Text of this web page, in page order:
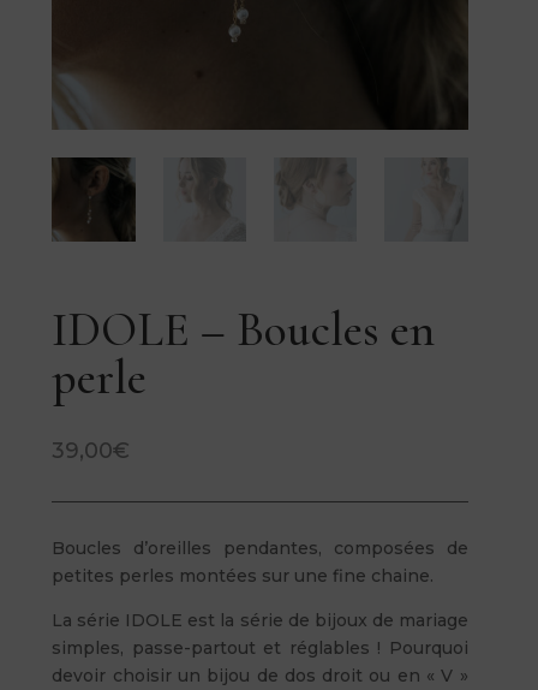
IDOLE – Boucles en
perle
39,00€
Boucles d’oreilles pendantes, composées de
petites perles montées sur une fine chaine.
La série IDOLE est la série de bijoux de mariage
simples, passe-partout et réglables ! Pourquoi
devoir choisir un bijou de dos droit ou en « V »